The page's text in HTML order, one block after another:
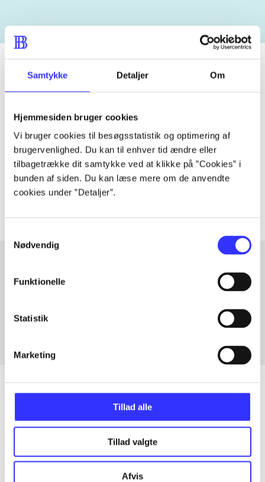
Samtykke Detaljer Om
Hjemmesiden bruger cookies
Vi bruger cookies til besøgsstatistik og optimering af
brugervenlighed. Du kan til enhver tid ændre eller
tilbagetrække dit samtykke ved at klikke på ”Cookies” i
bunden af siden. Du kan læse mere om de anvendte
cookies under ”Detaljer”.
Nødvendig
Funktionelle
Statistik
Marketing
Tillad alle
Tillad valgte
Afvis
Artiklen er en del af
lorem ipsum dolor sit amet ...
Tidsskrift
Artiklerne i handler ofte om
Artikler med samme emner
Artikler
Alle registrerede artikler fordelt på udgivelser